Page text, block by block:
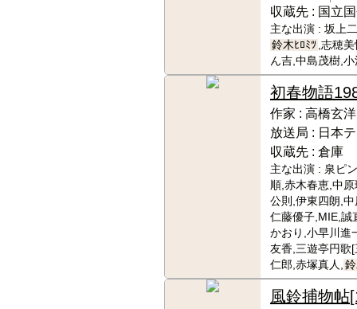
収蔵先 : 国立
主な出演 : 坂上
鈴木ﾋﾛﾐﾂ ,志穂
ん吉,中島茂樹,
初春物語
作家 : 高橋玄洋
放送局 : 日本
収蔵先 : 倉庫
主な出演 : 泉ピ
順,赤木春恵,中
公則,伊東四朗,
仁藤優子,MIE,誠
かおり,小早川進
友香,三遊亭円歌
仁郎,赤塚真人,
風鈴捕物帖